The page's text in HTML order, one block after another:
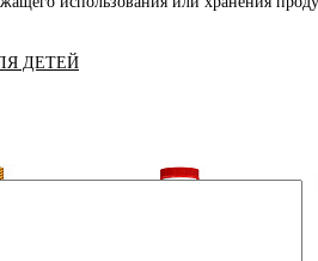
ДЕТЕЙ